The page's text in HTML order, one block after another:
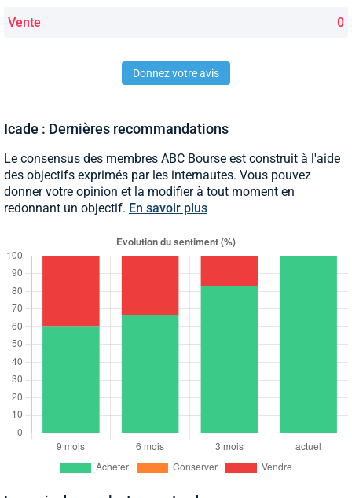
Vente 0
Donnez votre avis
Icade : Dernières recommandations
Le consensus des membres ABC Bourse est construit à l'aide
des objectifs exprimés par les internautes. Vous pouvez
donner votre opinion et la modifier à tout moment en
redonnant un objectif. En savoir plus